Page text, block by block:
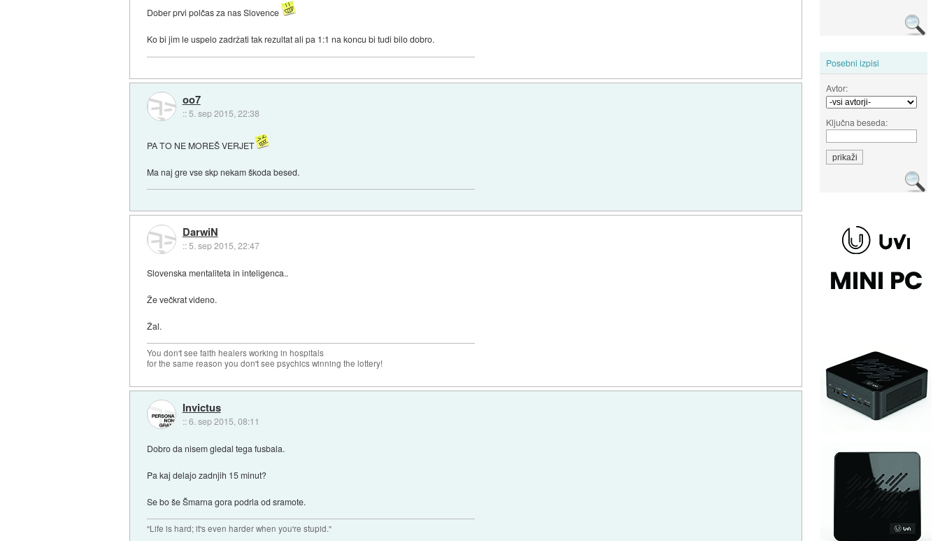
Posebni izpisi
Avtor:
Ključna beseda:
Dober prvi polčas za nas Slovence
Ko bi jim le uspelo zadržati tak rezultat ali pa 1:1 na koncu bi tudi bilo dobro.
oo7
:: 5. sep 2015, 22:38
PA TO NE MOREŠ VERJET
Ma naj gre vse skp nekam škoda besed.
DarwiN
::5. sep 2015, 22:47
Slovenska mentaliteta in inteligenca..
Že večkrat videno.
Žal.
You don't see faith healers working in hospitals
for the same reason you don't see psychics winning the lottery!
Invictus
::6. sep 2015, 08:11
Dobro da nisem gledal tega fusbala.
Pa kaj delajo zadnjih 15 minut?
Se bo še Šmarna gora podrla od sramote.
"Life is hard; it's even harder when you're stupid."